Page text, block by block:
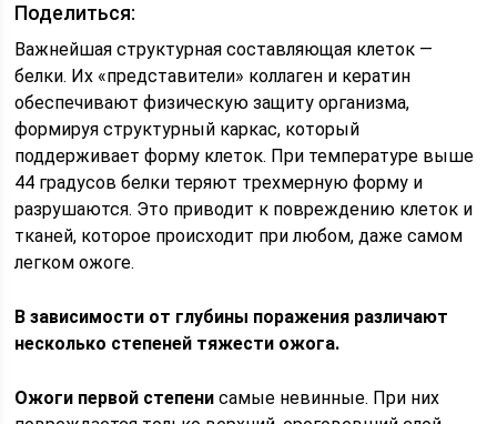
Поделиться:
Важнейшая структурная составляющая клеток ―
белки. Их «представители» коллаген и кератин
обеспечивают физическую защиту организма,
формируя структурный каркас, который
поддерживает форму клеток. При температуре выше
44 градусов белки теряют трехмерную форму и
разрушаются. Это приводит к повреждению клеток и
тканей, которое происходит при любом, даже самом
легком ожоге.
В зависимости от глубины поражения различают
несколько степеней тяжести ожога.
Ожоги первой степени самые невинные. При них